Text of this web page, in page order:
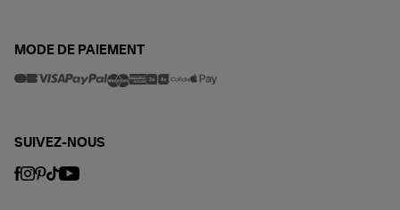
MODE DE PAIEMENT
SUIVEZ-NOUS